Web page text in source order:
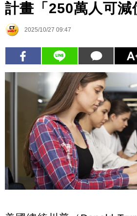
計畫「250萬人可減
2025/10/27 09:47